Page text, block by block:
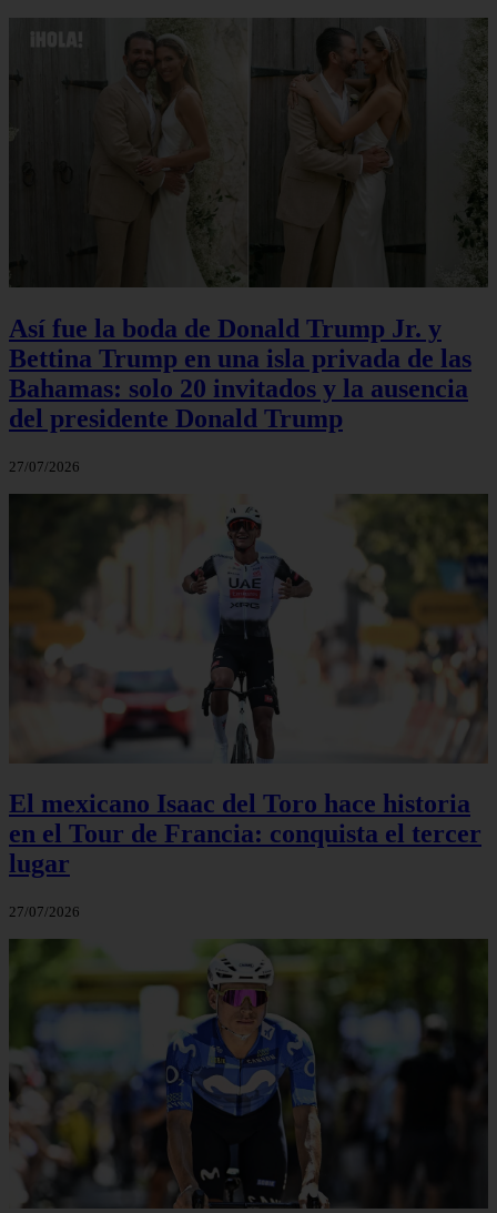
Así fue la boda de Donald Trump Jr. y
Bettina Trump en una isla privada de las
Bahamas: solo 20 invitados y la ausencia
del presidente Donald Trump
27/07/2026
El mexicano Isaac del Toro hace historia
en el Tour de Francia: conquista el tercer
lugar
27/07/2026